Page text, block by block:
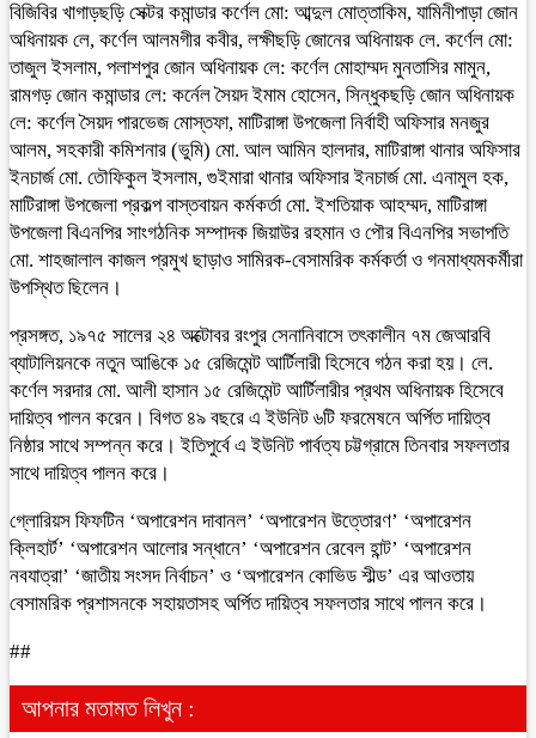
বিজিবির খাগাড়ছড়ি সেক্টর কমান্ডার কর্ণেল মো: আব্দুল মোত্তাকিম, যামিনীপাড়া জোন
অধিনায়ক লে, কর্ণেল আলমগীর কবীর, লক্ষীছড়ি জোনের অধিনায়ক লে. কর্ণেল মো:
তাজুল ইসলাম, পলাশপুর জোন অধিনায়ক লে: কর্ণেল মোহাম্মদ মুনতাসির মামুন,
রামগড় জোন কমান্ডার লে: কর্নেল সৈয়দ ইমাম হোসেন, সিন্ধুকছড়ি জোন অধিনায়ক
লে: কর্ণেল সৈয়দ পারভেজ মোস্তফা, মাটিরাঙ্গা উপজেলা নির্বাহী অফিসার মনজুর
আলম, সহকারী কমিশনার (ভুমি) মো. আল আমিন হালদার, মাটিরাঙ্গা থানার অফিসার
ইনচার্জ মো. তৌফিকুল ইসলাম, গুইমারা থানার অফিসার ইনচার্জ মো. এনামুল হক,
মাটিরাঙ্গা উপজেলা প্রকল্প বাস্তবায়ন কর্মকর্তা মো. ইশতিয়াক আহম্মদ, মাটিরাঙ্গা
উপজেলা বিএনপির সাংগঠনিক সম্পাদক জিয়াউর রহমান ও পৌর বিএনপির সভাপতি
মো. শাহজালাল কাজল প্রমুখ ছাড়াও সামিরক-বেসামরিক কর্মকর্তা ও গনমাধ্যমকর্মীরা
উপস্থিত ছিলেন।
প্রসঙ্গত, ১৯৭৫ সালের ২৪ অক্টোবর রংপুর সেনানিবাসে তৎকালীন ৭ম জেআরবি
ব্যাটালিয়নকে নতুন আঙিকে ১৫ রেজিমেন্ট আর্টিলারী হিসেবে গঠন করা হয়। লে.
কর্ণেল সরদার মো. আলী হাসান ১৫ রেজিমেন্ট আর্টিলারীর প্রথম অধিনায়ক হিসেবে
দায়িত্ব পালন করেন। বিগত ৪৯ বছরে এ ইউনিট ৬টি ফরমেষনে অর্পিত দায়িত্ব
নিষ্ঠার সাথে সম্পন্ন করে। ইতিপুর্বে এ ইউনিট পার্বত্য চট্টগ্রামে তিনবার সফলতার
সাথে দায়িত্ব পালন করে।
গ্লোরিয়স ফিফটিন ‘অপারেশন দাবানল’ ‘অপারেশন উত্তোরণ’ ‘অপারেশন
ক্লিহার্ট’ ‘অপারেশন আলোর সন্ধানে’ ‘অপারেশন রেবেল হান্ট’ ‘অপারেশন
নবযাত্রা’ ‘জাতীয় সংসদ নির্বাচন’ ও ‘অপারেশন কোভিড শীল্ড’ এর আওতায়
বেসামরিক প্রশাসনকে সহায়তাসহ অর্পিত দায়িত্ব সফলতার সাথে পালন করে।
##
আপনার মতামত লিখুন :